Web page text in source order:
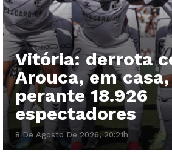
Vitória: derrota
Arouca, em casa,
perante 18.926
espectadores
8 De Agosto De 2026, 20:21h